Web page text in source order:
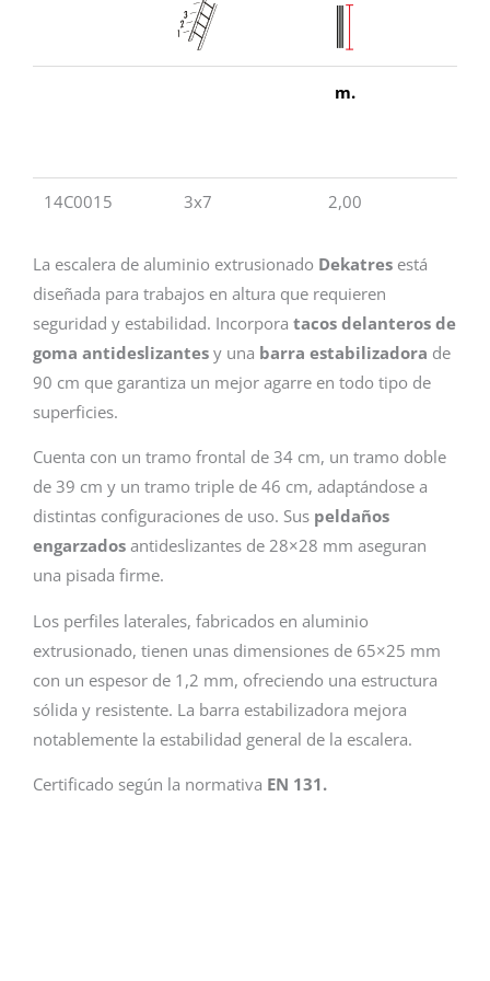
m.
m.
14C0015 3x7 2,00
La escalera de aluminio extrusionado Dekatres está
diseñada para trabajos en altura que requieren
seguridad y estabilidad. Incorpora tacos delanteros de
goma antideslizantes y una barra estabilizadora de
90 cm que garantiza un mejor agarre en todo tipo de
superficies.
Cuenta con un tramo frontal de 34 cm, un tramo doble
de 39 cm y un tramo triple de 46 cm, adaptándose a
distintas configuraciones de uso. Sus peldaños
engarzados antideslizantes de 28×28 mm aseguran
una pisada firme.
Los perfiles laterales, fabricados en aluminio
extrusionado, tienen unas dimensiones de 65×25 mm
con un espesor de 1,2 mm, ofreciendo una estructura
sólida y resistente. La barra estabilizadora mejora
notablemente la estabilidad general de la escalera.
Certificado según la normativa EN 131.